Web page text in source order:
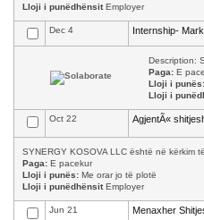
Lloji i punëdhënsitEmployer
Dec 4 Internship-
Description:
Paga: E
Lloji i punës:
Lloji i
Oct 22 AgjentÃ«
SYNERGY KOSOVA LLC është në kërkim
Paga: E pacekur
Lloji i punës: Me orar jo të plotë
Lloji i punëdhënsitEmployer
Jun 21 Menaxher